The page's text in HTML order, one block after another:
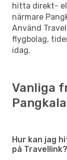
hitta direkt-
närmare
Använd
flygbolag,
idag.
Vanliga
Hur kan jag
på Travellink?